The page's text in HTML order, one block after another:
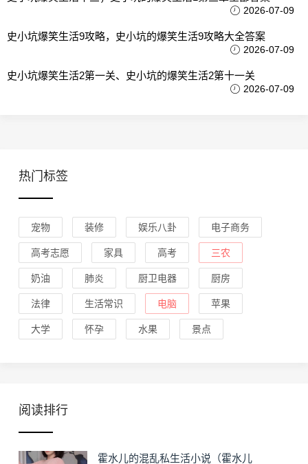
2026-07-09
史小坑爆笑生活9攻略，史小坑的爆笑生活9攻略大全答案
2026-07-09
史小坑爆笑生活2第一关、史小坑的爆笑生活2第十一关
2026-07-09
热门标签
宠物 装修 娱乐八卦 电子商务
高考志愿 家具 高考 三农
奶油 肺炎 厨卫电器 厨房
法律 生活常识 电脑 苹果
大学 怀孕 水果 景点
阅读排行
霍水儿的混乱私生活小说（霍水儿